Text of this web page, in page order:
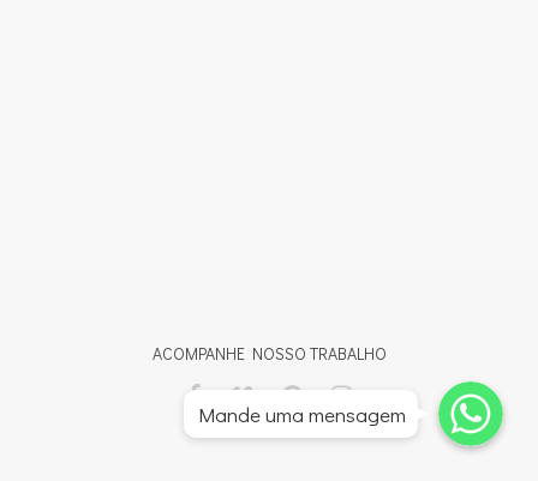
ACOMPANHE NOSSO TRABALHO
Whatsapp
Whatsapp
Whatsapp
Mande uma mensagem